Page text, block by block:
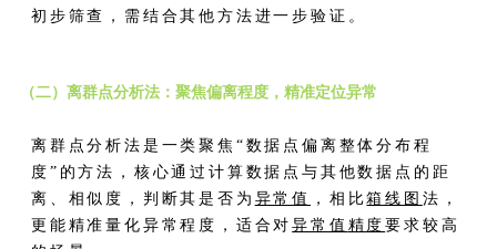
初步筛查，需结合其他方法进一步验证。
（二）离群点分析法：聚焦偏离程度，精准定位异常
离群点分析法是一类聚焦“数据点偏离整体分布程
度”的方法，核心通过计算数据点与其他数据点的距
离、相似度，判断其是否为 异常值 ，相比箱线图 法，
更能精准量化异常程度，适合对异常值 精度要求较高